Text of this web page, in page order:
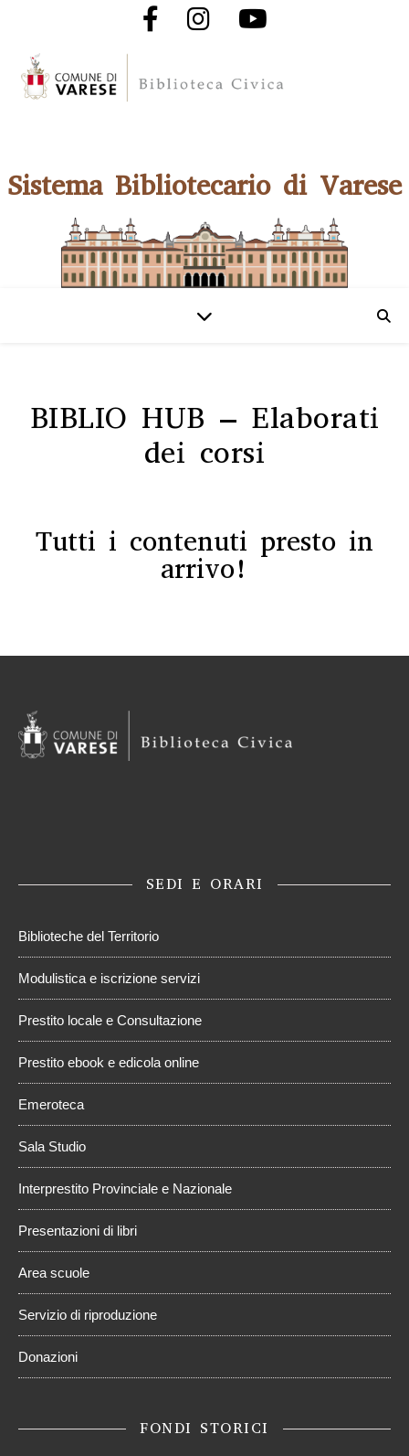
Sistema Bibliotecario di Varese
BIBLIO HUB – Elaborati
dei corsi
Tutti i contenuti presto in
arrivo!
SEDI E ORARI
Biblioteche del Territorio
Modulistica e iscrizione servizi
Prestito locale e Consultazione
Prestito ebook e edicola online
Emeroteca
Sala Studio
Interprestito Provinciale e Nazionale
Presentazioni di libri
Area scuole
Servizio di riproduzione
Donazioni
FONDI STORICI